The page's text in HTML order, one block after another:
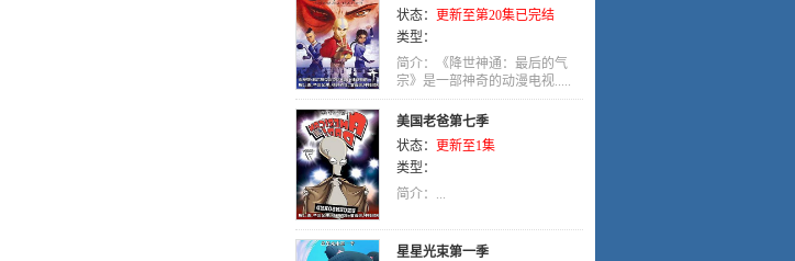
状态： 更新至第20集已完结
类型：
简介：《降世神通：最后的气
宗》是一部神奇的动漫电视.....
美国老爸第七季
状态： 更新至1集
类型：
简介：...
星星光束第一季